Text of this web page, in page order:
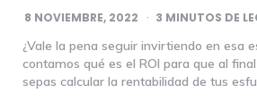
8 NOVIEMBRE, 2022 3 MINUTOS DE
¿Vale la pena seguir invirtiendo en esa
contamos qué es el ROI para que al
sepas calcular la rentabilidad de tus